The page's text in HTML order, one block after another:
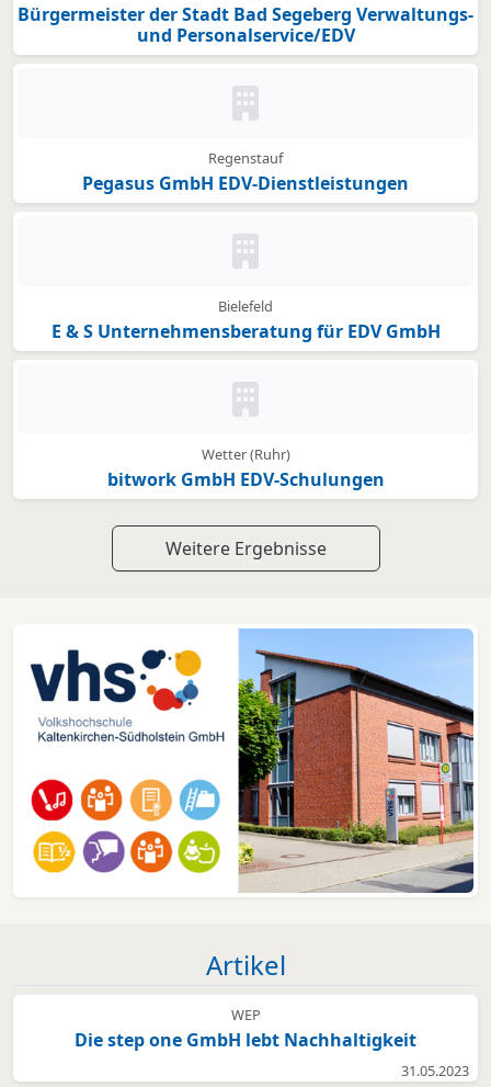
Bürgermeister der Stadt Bad Segeberg Verwaltungs-
und Personalservice/EDV
Kein Bild oder Logo hinterlegt
Regenstauf
Pegasus GmbH EDV-Dienstleistungen
Kein Bild oder Logo hinterlegt
Bielefeld
E & S Unternehmensberatung für EDV GmbH
Kein Bild oder Logo hinterlegt
Wetter (Ruhr)
bitwork GmbH EDV-Schulungen
Weitere Ergebnisse
Artikel
WEP
Die step one GmbH lebt Nachhaltigkeit
31.05.2023